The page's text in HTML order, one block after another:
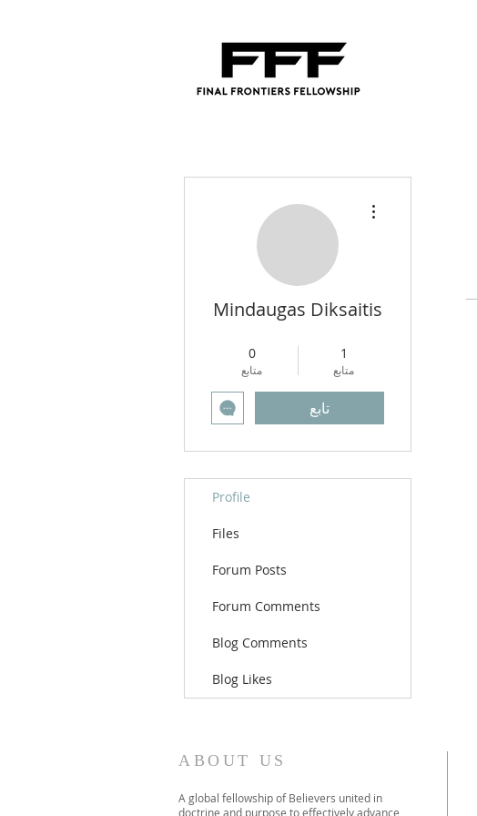
Mindaugas Diksaitis
1
متابع
0
متابع
تابع
Profile
Files
Forum Posts
Forum Comments
Blog Comments
Blog Likes
ABOUT US
A global fellowship of Believers united in
doctrine and purpose to effectively advance